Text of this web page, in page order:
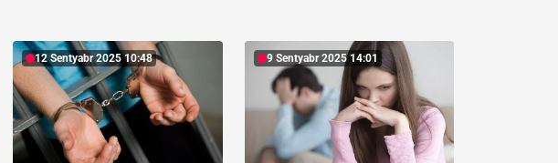
12 Sentyabr 2025 10:48 9 Sentyabr 2025 14:01